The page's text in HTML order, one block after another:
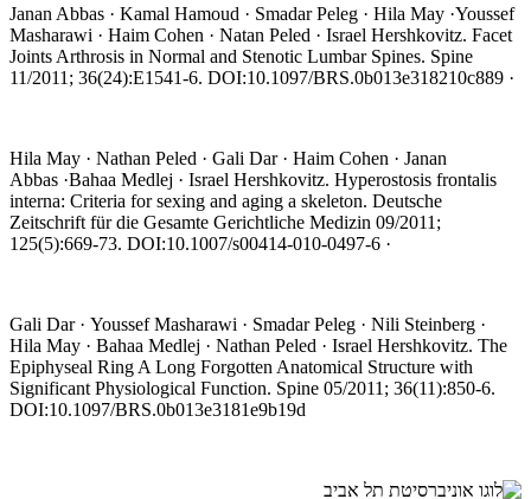
Janan Abbas · Kamal Hamoud · Smadar Peleg · Hila May ·Youssef
Masharawi · Haim Cohen · Natan Peled · Israel Hershkovitz. Facet
Joints Arthrosis in Normal and Stenotic Lumbar Spines. Spine
11/2011; 36(24):E1541-6. DOI:10.1097/BRS.0b013e318210c889 ·
Hila May · Nathan Peled · Gali Dar · Haim Cohen · Janan
Abbas ·Bahaa Medlej · Israel Hershkovitz. Hyperostosis frontalis
interna: Criteria for sexing and aging a skeleton. Deutsche
Zeitschrift für die Gesamte Gerichtliche Medizin 09/2011;
125(5):669-73. DOI:10.1007/s00414-010-0497-6 ·
Gali Dar · Youssef Masharawi · Smadar Peleg · Nili Steinberg ·
Hila May · Bahaa Medlej · Nathan Peled · Israel Hershkovitz. The
Epiphyseal Ring A Long Forgotten Anatomical Structure with
Significant Physiological Function. Spine 05/2011; 36(11):850-6.
DOI:10.1097/BRS.0b013e3181e9b19d